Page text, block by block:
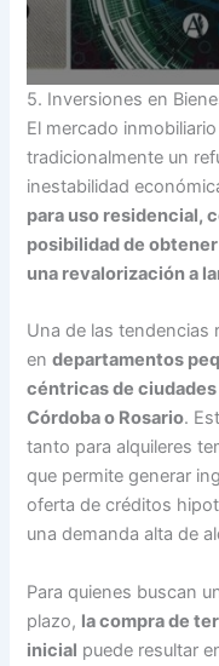
5. Inversiones en
El mercado
tradicionalmente un
inestabilidad
para uso residencial,
posibilidad de
una revalorización a
Una de las tendencias
endepartamentos
céntricas de
Córdoba o Rosario.
tanto para alquileres
que permite generar
oferta de créditos
una demanda alta de
Para quienes buscan
plazo, la compra de
inicial puede resultar